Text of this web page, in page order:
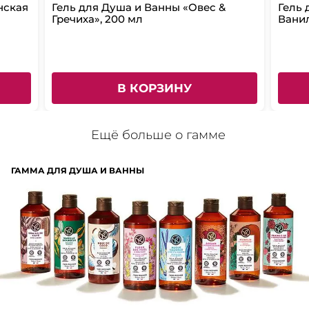
Гель для Душа и Ванны «Овес &
Гречиха», 200 мл
В КОРЗИНУ
Гель
Ещё больше о гамме
ГАММА ДЛЯ ДУША И ВАННЫ